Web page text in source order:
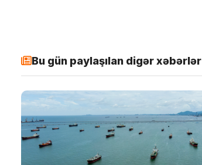
Bu gün paylaşılan digər xəbərlər